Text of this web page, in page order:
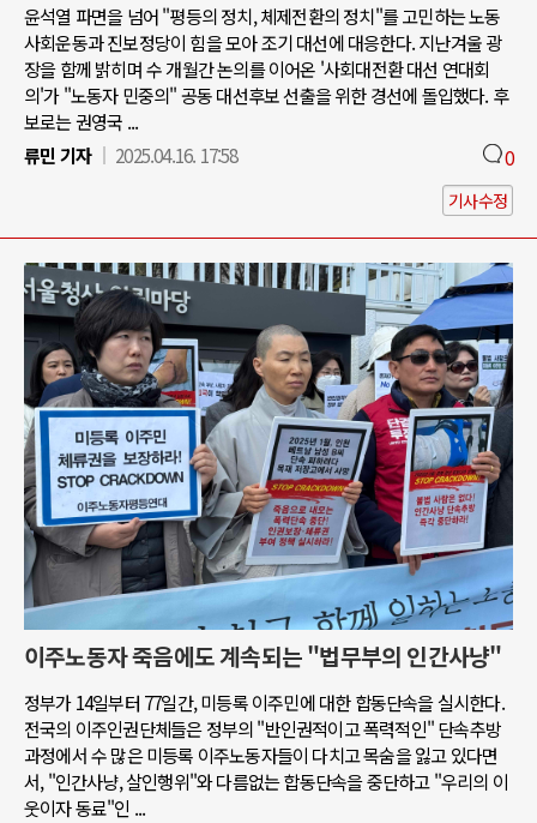
윤석열 파면을 넘어 "평등의 정치, 체제전환의 정치"를 고민하는 노동
사회운동과 진보정당이 힘을 모아 조기 대선에 대응한다. 지난겨울 광
장을 함께 밝히며 수 개월간 논의를 이어온 '사회대전환 대선 연대회
의'가 "노동자 민중의" 공동 대선후보 선출을 위한 경선에 돌입했다. 후
보로는 권영국 ...
류민 기자
2025.04.16. 17:58 0
기사수정
이주노동자 죽음에도 계속되는 "법무부의 인간사냥"
정부가 14일부터 77일간, 미등록 이주민에 대한 합동단속을 실시한다.
전국의 이주인권단체들은 정부의 "반인권적이고 폭력적인" 단속추방
과정에서 수 많은 미등록 이주노동자들이 다치고 목숨을 잃고 있다면
서, "인간사냥, 살인행위"와 다름없는 합동단속을 중단하고 "우리의 이
웃이자 동료"인 ...